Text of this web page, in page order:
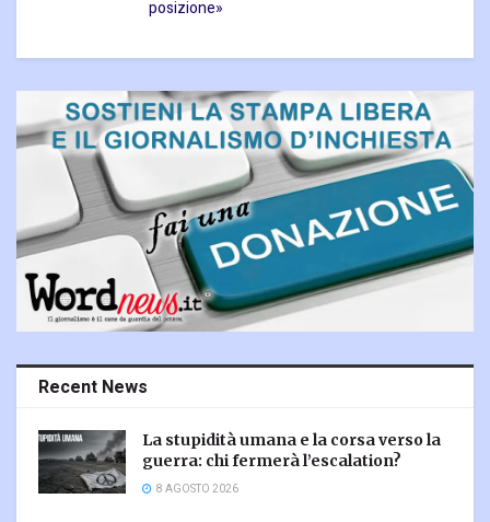
posizione»
Recent News
La stupidità umana e la corsa verso la
guerra: chi fermerà l’escalation?
8 AGOSTO 2026